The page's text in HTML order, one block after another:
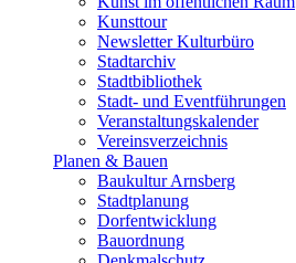
Kunsttour
Newsletter Kulturbüro
Stadtarchiv
Stadtbibliothek
Stadt- und Eventführungen
Veranstaltungskalender
Vereinsverzeichnis
Planen & Bauen
Baukultur Arnsberg
Stadtplanung
Dorfentwicklung
Bauordnung